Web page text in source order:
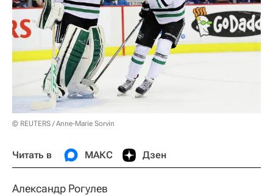
© REUTERS / Anne-Marie Sorvin
Читать в МАКС Дзен
Александр Рогулев